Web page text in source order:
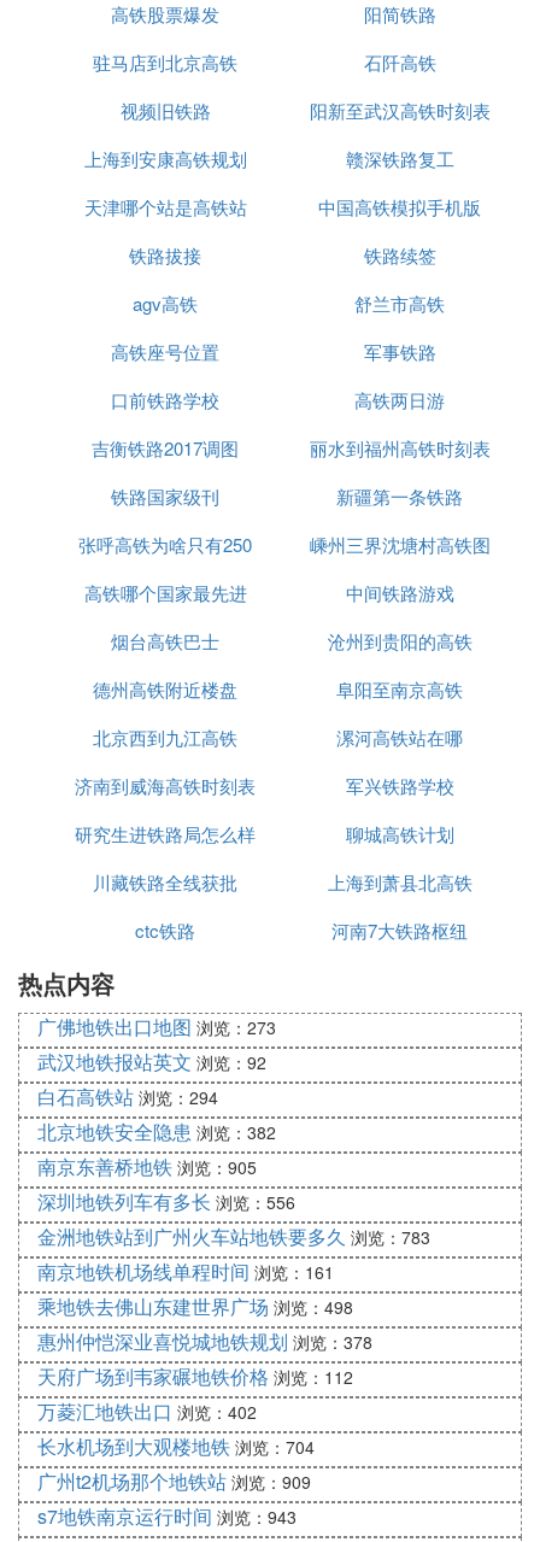
品尝各种不同的美食，价格合理，消费不是很高，吃
完之后让人欲罢不能。现在聊城往全方面发展，相信
不用多久时间它就能崛起，带来更大的惊喜。对于山
东这座城市发达了，迎来投资365亿高铁，未来发展
期待能够早日开放？
『拾』 聊城通高铁了没
通个毛线，自己网上查询一下有高铁或动车吗，别光
高铁股票爆发
阳简铁路
驻马店到北京高铁
石阡高铁
视频旧铁路
阳新至武汉高铁时刻表
上海到安康高铁规划
赣深铁路复工
天津哪个站是高铁站
中国高铁模拟手机版
铁路拔接
铁路续签
agv高铁
舒兰市高铁
高铁座号位置
军事铁路
口前铁路学校
高铁两日游
吉衡铁路2017调图
丽水到福州高铁时刻表
铁路国家级刊
新疆第一条铁路
张呼高铁为啥只有250
嵊州三界沈塘村高铁图
高铁哪个国家最先进
中间铁路游戏
烟台高铁巴士
沧州到贵阳的高铁
德州高铁附近楼盘
阜阳至南京高铁
北京西到九江高铁
漯河高铁站在哪
济南到威海高铁时刻表
军兴铁路学校
研究生进铁路局怎么样
聊城高铁计划
川藏铁路全线获批
上海到萧县北高铁
ctc铁路
河南7大铁路枢纽
热点内容
广佛地铁出口地图 浏览：273
武汉地铁报站英文 浏览：92
白石高铁站 浏览：294
北京地铁安全隐患 浏览：382
南京东善桥地铁 浏览：905
深圳地铁列车有多长 浏览：556
金洲地铁站到广州火车站地铁要多久 浏览：783
南京地铁机场线单程时间 浏览：161
乘地铁去佛山东建世界广场 浏览：498
惠州仲恺深业喜悦城地铁规划 浏览：378
天府广场到韦家碾地铁价格 浏览：112
万菱汇地铁出口 浏览：402
长水机场到大观楼地铁 浏览：704
广州t2机场那个地铁站 浏览：909
s7地铁南京运行时间 浏览：943